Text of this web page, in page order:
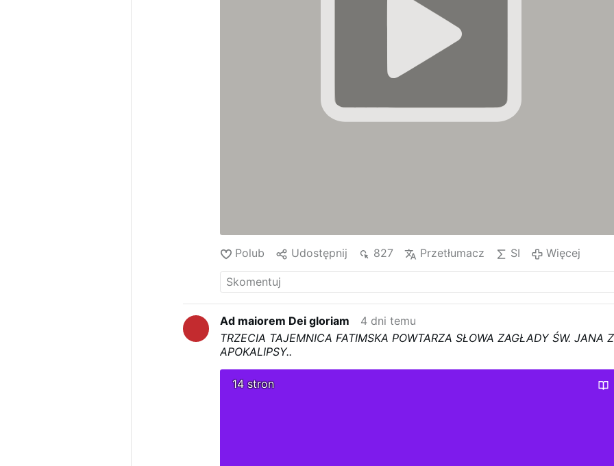
Polub Udostępnij 827 Przetłumacz SI Więcej
Ad maiorem Dei gloriam
4 dni temu
TRZECIA TAJEMNICA FATIMSKA POWTARZA SŁOWA ZAGŁADY ŚW. JANA Z
APOKALIPSY..
14 stron